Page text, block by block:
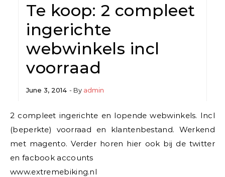
Te koop: 2 compleet
ingerichte
webwinkels incl
voorraad
June 3, 2014 - By admin
2 compleet ingerichte en lopende webwinkels. Incl
(beperkte) voorraad en klantenbestand. Werkend
met magento. Verder horen hier ook bij de twitter
en facbook accounts
www.extremebiking.nl